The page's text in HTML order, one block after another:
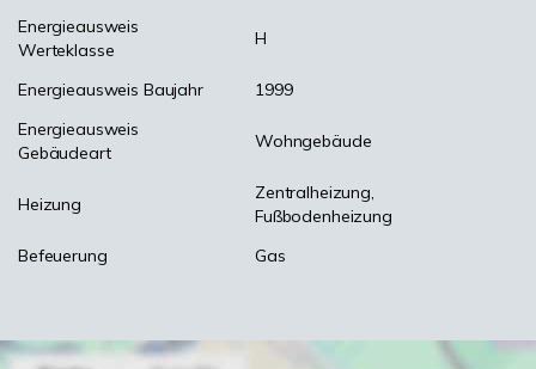
Energieausweis
Werteklasse
H
Energieausweis Baujahr
1999
Energieausweis
Gebäudeart
Wohngebäude
Heizung
Zentralheizung,
Fußbodenheizung
Befeuerung
Gas